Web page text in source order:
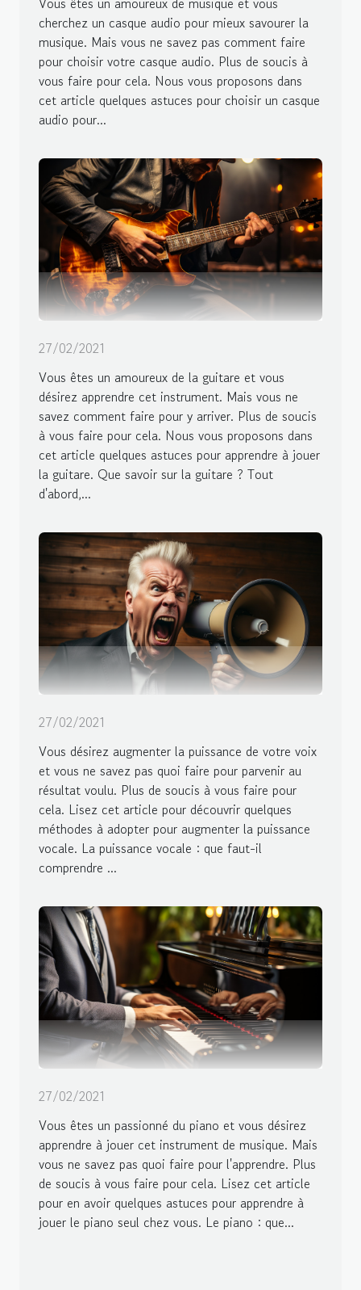
cherchez un casque audio pour mieux savourer la
musique. Mais vous ne savez pas comment faire
pour choisir votre casque audio. Plus de soucis à
vous faire pour cela. Nous vous proposons dans
cet article quelques astuces pour choisir un casque
audio pour...
27/02/2021
Vous êtes un amoureux de la guitare et vous
désirez apprendre cet instrument. Mais vous ne
savez comment faire pour y arriver. Plus de soucis
à vous faire pour cela. Nous vous proposons dans
cet article quelques astuces pour apprendre à jouer
la guitare. Que savoir sur la guitare ? Tout
d'abord,...
27/02/2021
Vous désirez augmenter la puissance de votre voix
et vous ne savez pas quoi faire pour parvenir au
résultat voulu. Plus de soucis à vous faire pour
cela. Lisez cet article pour découvrir quelques
méthodes à adopter pour augmenter la puissance
vocale. La puissance vocale : que faut-il
comprendre ...
27/02/2021
Vous êtes un passionné du piano et vous désirez
apprendre à jouer cet instrument de musique. Mais
vous ne savez pas quoi faire pour l'apprendre. Plus
de soucis à vous faire pour cela. Lisez cet article
pour en avoir quelques astuces pour apprendre à
jouer le piano seul chez vous. Le piano : que...